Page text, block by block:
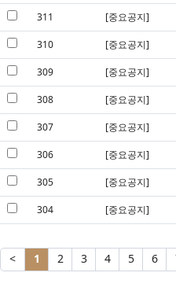
311 [중요공지]
310 [중요공지]
309 [중요공지]
308 [중요공지]
307 [중요공지]
306 [중요공지]
305 [중요공지]
304 [중요공지]
< 1 2 3 4 5 6